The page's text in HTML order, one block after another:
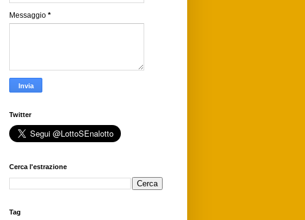
Messaggio *
Twitter
Cerca l'estrazione
Tag